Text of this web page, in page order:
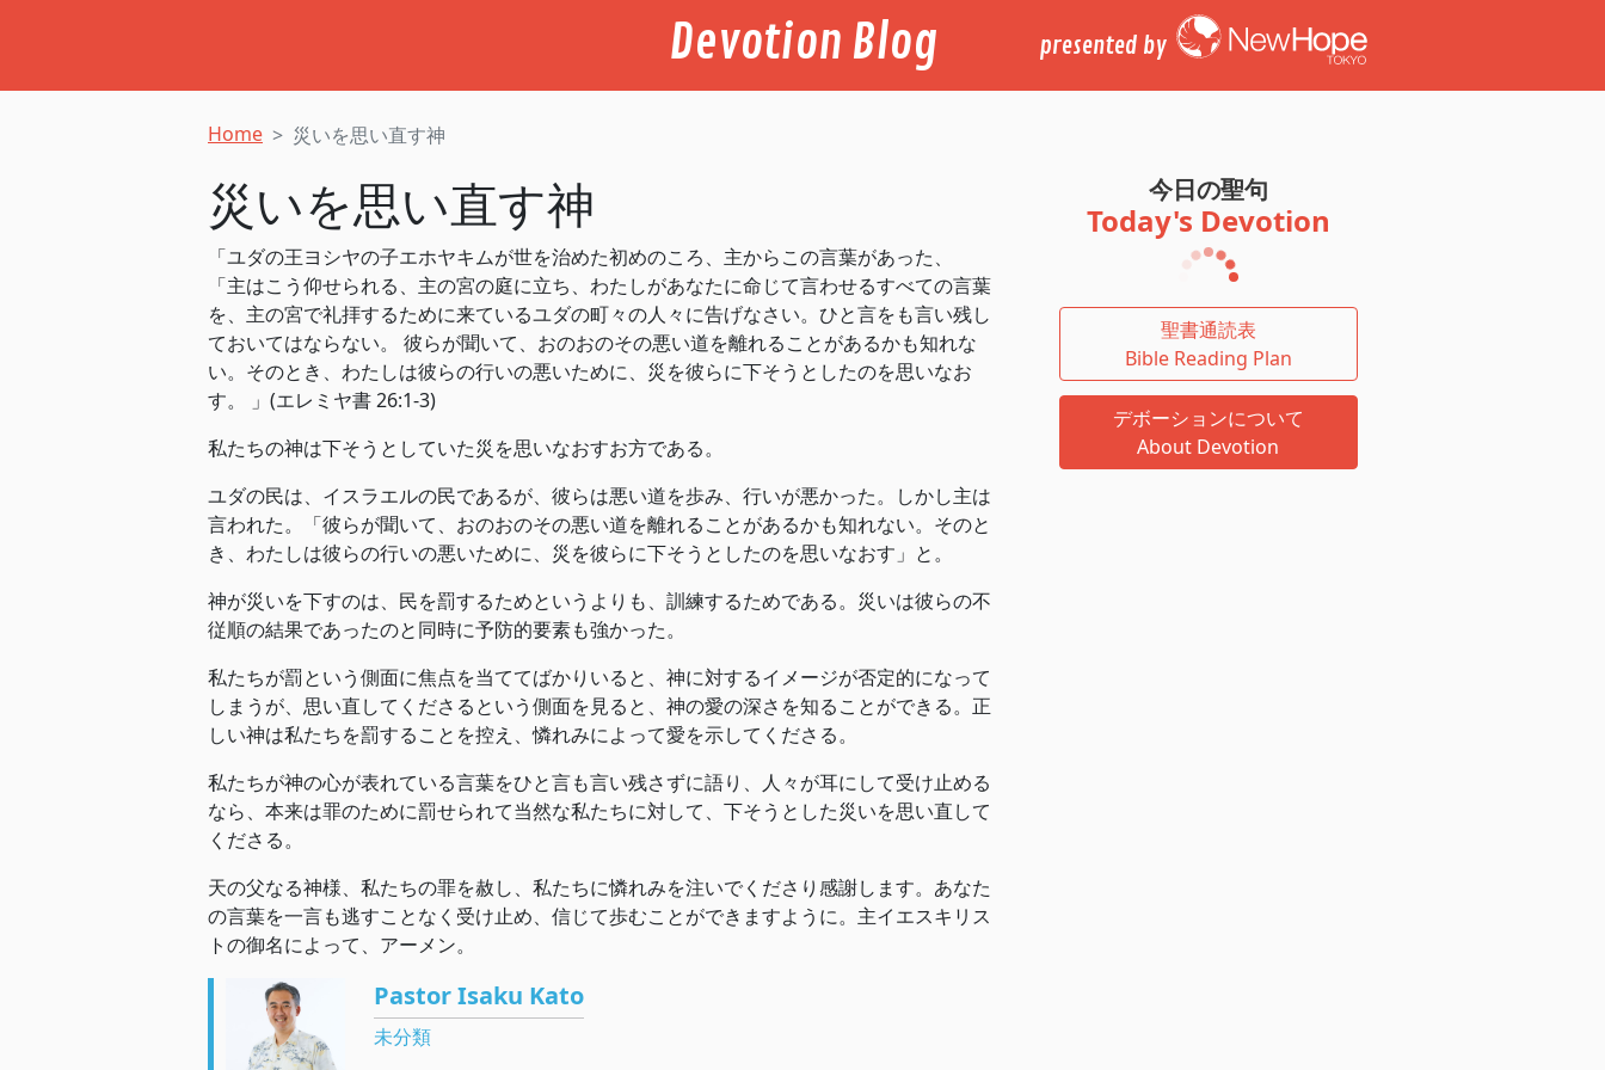
Devotion Blog presented by
Home 災いを思い直す神
災いを思い直す神
「ユダの王ヨシヤの子エホヤキムが世を治めた初めのころ、主からこの言葉があった、
「主はこう仰せられる、主の宮の庭に立ち、わたしがあなたに命じて言わせるすべての言葉
を、主の宮で礼拝するために来ているユダの町々の人々に告げなさい。ひと言をも言い残し
ておいてはならない。 彼らが聞いて、おのおのその悪い道を離れることがあるかも知れな
い。そのとき、わたしは彼らの行いの悪いために、災を彼らに下そうとしたのを思いなお
す。 」(エレミヤ書 26:1-3)
私たちの神は下そうとしていた災を思いなおすお方である。
ユダの民は、イスラエルの民であるが、彼らは悪い道を歩み、行いが悪かった。しかし主は
言われた。「彼らが聞いて、おのおのその悪い道を離れることがあるかも知れない。そのと
き、わたしは彼らの行いの悪いために、災を彼らに下そうとしたのを思いなおす」と。
神が災いを下すのは、民を罰するためというよりも、訓練するためである。災いは彼らの不
従順の結果であったのと同時に予防的要素も強かった。
私たちが罰という側面に焦点を当ててばかりいると、神に対するイメージが否定的になって
しまうが、思い直してくださるという側面を見ると、神の愛の深さを知ることができる。正
しい神は私たちを罰することを控え、憐れみによって愛を示してくださる。
私たちが神の心が表れている言葉をひと言も言い残さずに語り、人々が耳にして受け止める
なら、本来は罪のために罰せられて当然な私たちに対して、下そうとした災いを思い直して
くださる。
天の父なる神様、私たちの罪を赦し、私たちに憐れみを注いでくださり感謝します。あなた
の言葉を一言も逃すことなく受け止め、信じて歩むことができますように。主イエスキリス
トの御名によって、アーメン。
Pastor Isaku Kato
未分類
今日の聖句
Today's Devotion
聖書通読表
Bible Reading Plan
デボーションについて
About Devotion